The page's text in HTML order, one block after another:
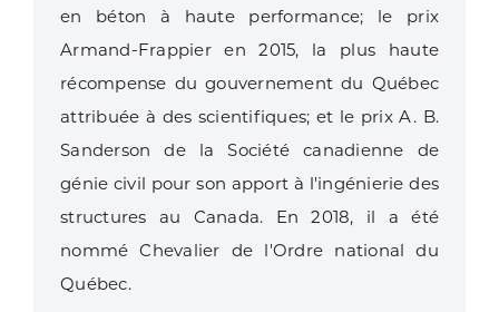
en béton à haute performance; le prix
Armand-Frappier en 2015, la plus haute
récompense du gouvernement du Québec
attribuée à des scientifiques; et le prix A. B.
Sanderson de la Société canadienne de
génie civil pour son apport à l'ingénierie des
structures au Canada. En 2018, il a été
nommé Chevalier de l'Ordre national du
Québec.